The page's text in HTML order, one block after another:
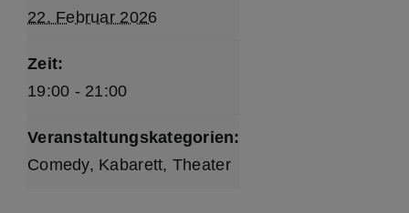
22. Februar 2026
Zeit:
19:00 - 21:00
Veranstaltungskategorien:
Comedy, Kabarett, Theater